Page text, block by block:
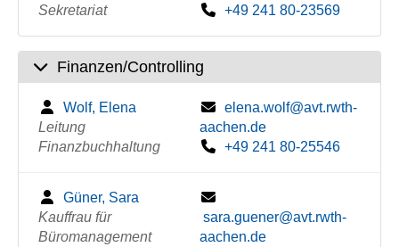
Sekretariat
+49 241 80-23569
Finanzen/Controlling
Wolf, Elena
Leitung
Finanzbuchhaltung
elena.wolf@avt.rwth-
aachen.de
+49 241 80-25546
Güner, Sara
Kauffrau für
Büromanagement
sara.guener@avt.rwth-
aachen.de